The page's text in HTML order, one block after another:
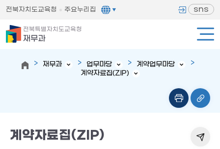
전북자치도교육청 주요누리집 sns
전북특별자치도교육청
재무과
재무과 업무마당
계약업무마당
계약자료집(ZIP)
계약자료집(ZIP)